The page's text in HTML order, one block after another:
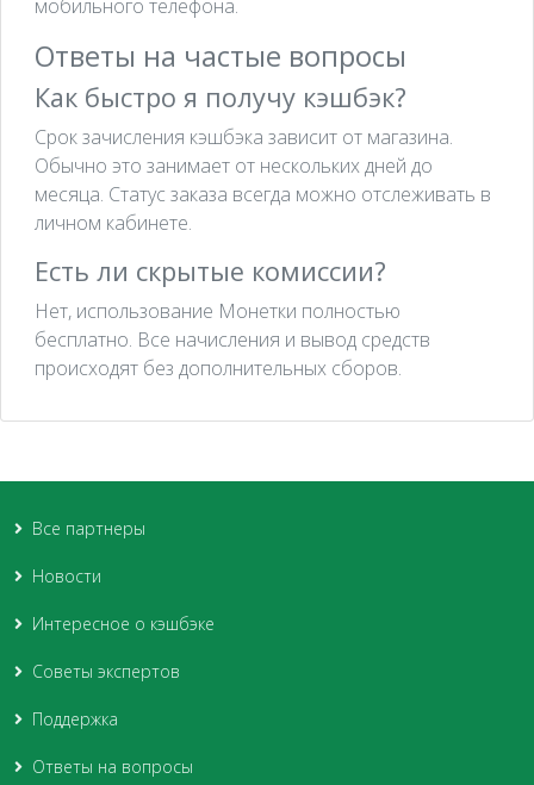
мобильного телефона.
Ответы на частые вопросы
Как быстро я получу кэшбэк?
Срок зачисления кэшбэка зависит от магазина.
Обычно это занимает от нескольких дней до
месяца. Статус заказа всегда можно отслеживать в
личном кабинете.
Есть ли скрытые комиссии?
Нет, использование Монетки полностью
бесплатно. Все начисления и вывод средств
происходят без дополнительных сборов.
Все партнеры
Новости
Интересное о кэшбэке
Советы экспертов
Поддержка
Ответы на вопросы